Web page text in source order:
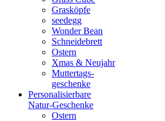
Grasköpfe
seedegg
Wonder Bean
Schneidebrett
Ostern
Xmas & Neujahr
Muttertags-
geschenke
Personalisierbare
Natur-Geschenke
Ostern